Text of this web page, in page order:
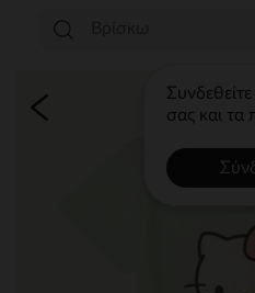
σας και τα